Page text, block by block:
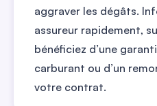
aggraver les dégâts.
assureur rapidement,
bénéficiez d’une
carburant ou d’un
votre contrat.